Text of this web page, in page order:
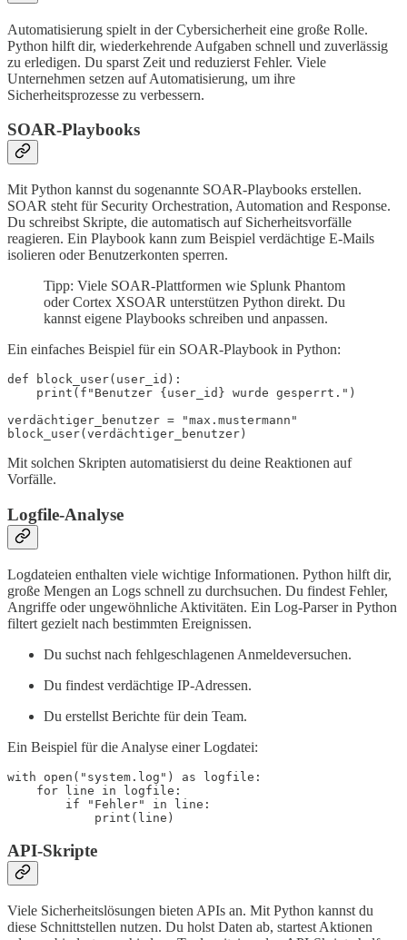
Automatisierung spielt in der Cybersicherheit eine große Rolle.
Python hilft dir, wiederkehrende Aufgaben schnell und zuverlässig
zu erledigen. Du sparst Zeit und reduzierst Fehler. Viele
Unternehmen setzen auf Automatisierung, um ihre
Sicherheitsprozesse zu verbessern.
SOAR-Playbooks
Mit Python kannst du sogenannte SOAR-Playbooks erstellen.
SOAR steht für Security Orchestration, Automation and Response.
Du schreibst Skripte, die automatisch auf Sicherheitsvorfälle
reagieren. Ein Playbook kann zum Beispiel verdächtige E-Mails
isolieren oder Benutzerkonten sperren.
Tipp: Viele SOAR-Plattformen wie Splunk Phantom
oder Cortex XSOAR unterstützen Python direkt. Du
kannst eigene Playbooks schreiben und anpassen.
Ein einfaches Beispiel für ein SOAR-Playbook in Python:
def block_user(user_id):
    print(f"Benutzer {user_id} wurde gesperrt.")
verdächtiger_benutzer = "max.mustermann"
Mit solchen Skripten automatisierst du deine Reaktionen auf
Vorfälle.
Logfile-Analyse
Logdateien enthalten viele wichtige Informationen. Python hilft dir,
große Mengen an Logs schnell zu durchsuchen. Du findest Fehler,
Angriffe oder ungewöhnliche Aktivitäten. Ein Log-Parser in Python
filtert gezielt nach bestimmten Ereignissen.
Du suchst nach fehlgeschlagenen Anmeldeversuchen.
Du findest verdächtige IP-Adressen.
Du erstellst Berichte für dein Team.
Ein Beispiel für die Analyse einer Logdatei:
with open("system.log") as logfile:
    for line in logfile:
        if "Fehler" in line:
API-Skripte
Viele Sicherheitslösungen bieten APIs an. Mit Python kannst du
diese Schnittstellen nutzen. Du holst Daten ab, startest Aktionen